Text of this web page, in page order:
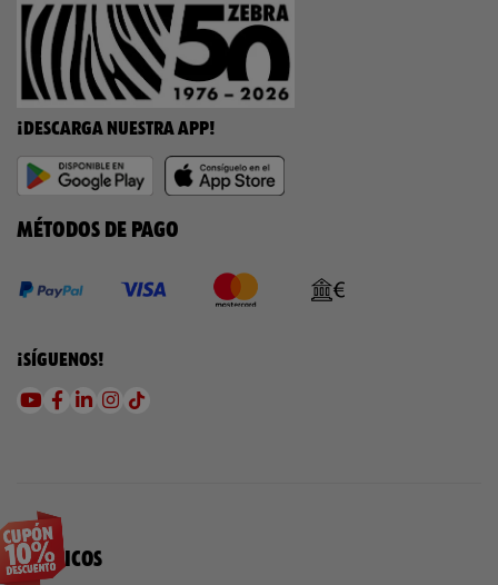
¡DESCARGA NUESTRA APP!
MÉTODOS DE PAGO
¡SÍGUENOS!
QUÍMICOS